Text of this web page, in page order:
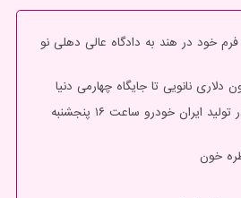
خود در هند به دادگاه عالی دهلی نو
ثبت نام در طرح مشارکت در تولید ایران خودرو ساعت ۱۶ پنجشنبه
خون